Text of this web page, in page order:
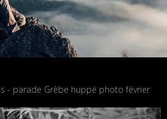
- parade Grèbe huppé photo février